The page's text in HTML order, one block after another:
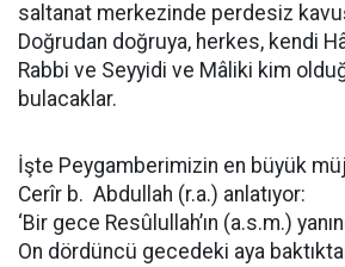
saltanat merkezinde perdesiz
Doğrudan doğruya, herkes, kendi
Rabbi ve Seyyidi ve Mâliki kim
bulacaklar.
İşte Peygamberimizin en büyük
Cerîr b. Abdullah (r.a.) anlatıyor:
‘Bir gece Resûlullah’ın (a.s.m.)
On dördüncü gecedeki aya